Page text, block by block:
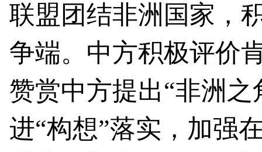
联盟团结非洲国家，
争端。中方积极评价
赞赏中方提出“非洲
进“构想”落实，加强